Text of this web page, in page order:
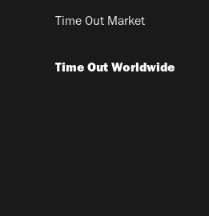
Time Out Market
Time Out Worldwide